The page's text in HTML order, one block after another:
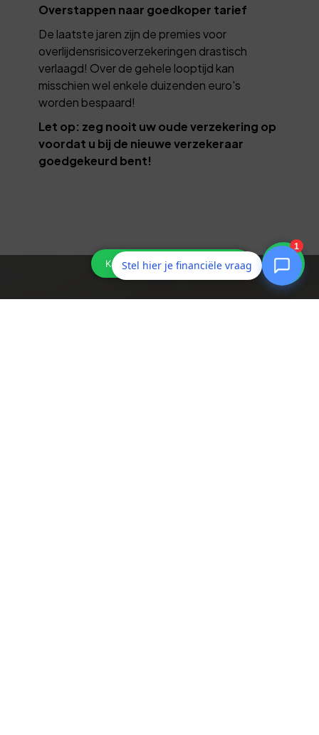
Overstappen naar goedkoper tarief
De laatste jaren zijn de premies voor
overlijdensrisicoverzekeringen drastisch
verlaagd! Over de gehele looptijd kan
misschien wel enkele duizenden euro's
worden bespaard!
Let op: zeg nooit uw oude verzekering op
voordat u bij de nieuwe verzekeraar
goedgekeurd bent!
Stel hier je financiële vraag